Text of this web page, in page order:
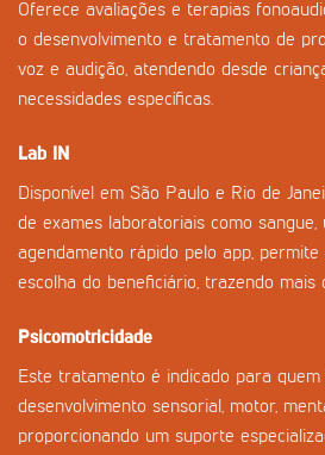
Oferece avaliações e terapias
o desenvolvimento e tratamento de
voz e audição, atendendo desde
necessidades específicas.
Lab IN
Disponível em São Paulo e Rio de
de exames laboratoriais como sangue,
agendamento rápido pelo app,
escolha do beneficiário, trazendo mais
Psicomotricidade
Este tratamento é indicado para
desenvolvimento sensorial, motor,
proporcionando um suporte